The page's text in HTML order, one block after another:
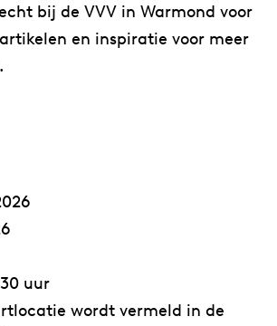
bij de VVV in Warmond voor
en inspiratie voor meer
uur
wordt vermeld in de